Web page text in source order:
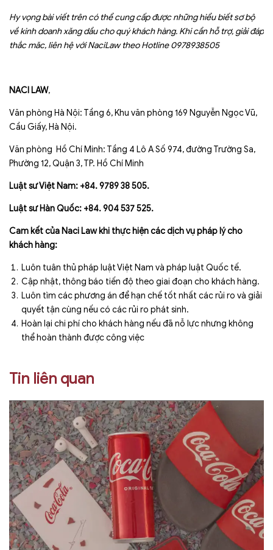
Hy vọng bài viết trên có thể cung cấp được những hiểu biết sơ bộ
về kinh doanh xăng dầu cho quý khách hàng. Khi cần hỗ trợ, giải đáp
thắc măc, liên hệ với NaciLaw theo Hotline 0978938505
NACI LAW,
Văn phòng Hà Nội: Tầng 6, Khu văn phòng 169 Nguyễn Ngọc Vũ,
Cầu Giấy, Hà Nội.
Văn phòng Hồ Chí Minh: Tầng 4 Lô A Số 974, đường Trường Sa,
Phường 12, Quận 3, TP. Hồ Chí Minh
Luật sư Việt Nam: +84. 9789 38 505.
Luật sư Hàn Quốc: +84. 904 537 525.
Cam kết của Naci Law khi thực hiện các dịch vụ pháp lý cho
khách hàng:
Luôn tuân thủ pháp luật Việt Nam và pháp luật Quốc tế.
Cập nhật, thông báo tiến độ theo giai đoạn cho khách hàng.
Luôn tìm các phương án để hạn chế tốt nhất các rủi ro và giải
quyết tận cùng nếu có các rủi ro phát sinh.
Hoàn lại chi phí cho khách hàng nếu đã nỗ lực nhưng không
thể hoàn thành được công việc
Tin liên quan